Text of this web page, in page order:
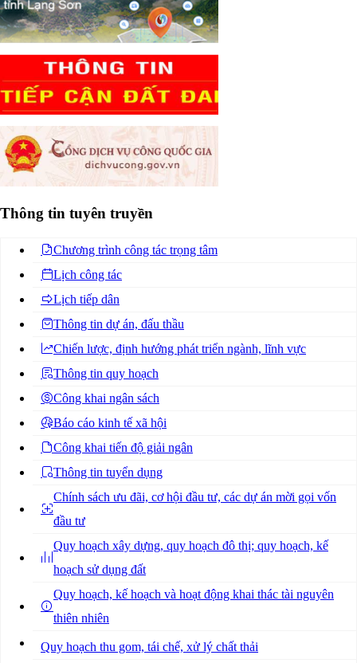
Thông tin tuyên truyền
Chương trình công tác trọng tâm
Lịch công tác
Lịch tiếp dân
Thông tin dự án, đấu thầu
Chiến lược, định hướng phát triển ngành, lĩnh vực
Thông tin quy hoạch
Công khai ngân sách
Báo cáo kinh tế xã hội
Công khai tiến độ giải ngân
Thông tin tuyển dụng
Chính sách ưu đãi, cơ hội đầu tư, các dự án mời gọi vốn
đầu tư
Quy hoạch xây dựng, quy hoạch đô thị; quy hoạch, kế
hoạch sử dụng đất
Quy hoạch, kế hoạch và hoạt động khai thác tài nguyên
thiên nhiên
Quy hoạch thu gom, tái chế, xử lý chất thải